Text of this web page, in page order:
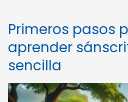
Primeros pasos
aprender
sencilla